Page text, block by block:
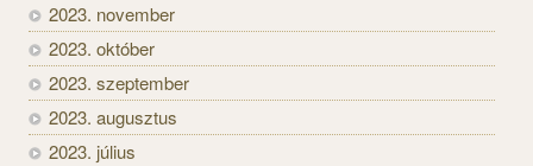
2023. november
2023. október
2023. szeptember
2023. augusztus
2023. július